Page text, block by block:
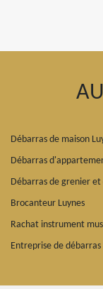
Débarras de maison
Débarras
Débarras de grenier et
Brocanteur Luynes
Rachat instrument
Entreprise de débarras